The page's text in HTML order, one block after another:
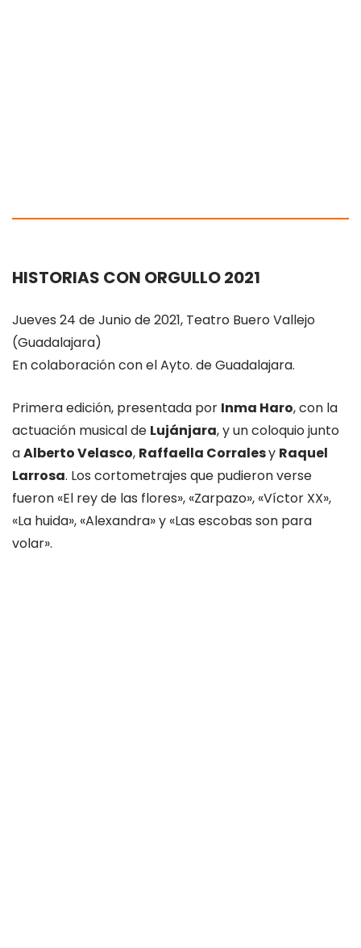
HISTORIAS CON ORGULLO 2021
Jueves 24 de Junio de 2021, Teatro Buero Vallejo
(Guadalajara)
En colaboración con el Ayto. de Guadalajara.
Primera edición, presentada por Inma Haro, con la
actuación musical de Lujánjara, y un coloquio junto
aAlberto Velasco, Raffaella Corralesy Raquel
Larrosa. Los cortometrajes que pudieron verse
fueron «El rey de las flores», «Zarpazo», «Víctor XX»,
«La huida», «Alexandra» y «Las escobas son para
volar».